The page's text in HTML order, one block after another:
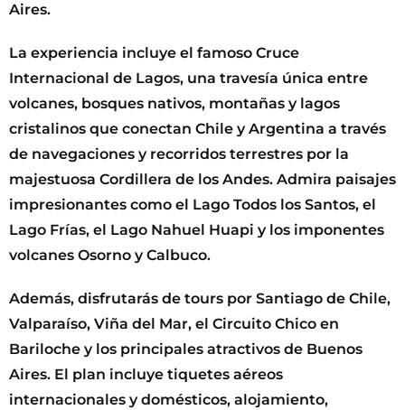
Aires.
La experiencia incluye el famoso Cruce
Internacional de Lagos, una travesía única entre
volcanes, bosques nativos, montañas y lagos
cristalinos que conectan Chile y Argentina a través
de navegaciones y recorridos terrestres por la
majestuosa Cordillera de los Andes. Admira paisajes
impresionantes como el Lago Todos los Santos, el
Lago Frías, el Lago Nahuel Huapi y los imponentes
volcanes Osorno y Calbuco.
Además, disfrutarás de tours por Santiago de Chile,
Valparaíso, Viña del Mar, el Circuito Chico en
Bariloche y los principales atractivos de Buenos
Aires. El plan incluye tiquetes aéreos
internacionales y domésticos, alojamiento,